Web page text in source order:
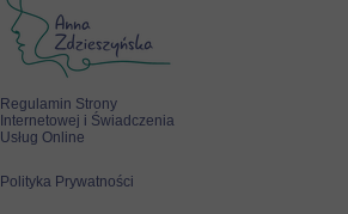
Polityka Prywatności
Regulamin Strony
Internetowej i Świadczenia
Usług Online